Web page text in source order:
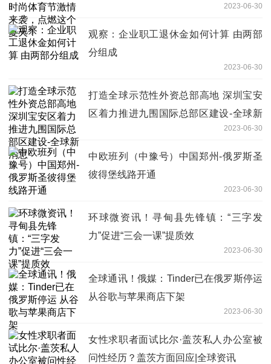
2023-06-30
观察：企业职工退休金如何计算 由两部
分组成
2023-06-30
打造全球示范性外资总部高地 深圳宝安
区着力推进九围国际总部区建设-全球新
2023-06-30
中欧班列（中豫号）中国郑州-俄罗斯圣
彼得堡线路开通
2023-06-30
环球微资讯！寻甸县先锋镇：“三字发
力”促进“三会一课”提质效
2023-06-30
全球通讯！俄媒：Tinder已在俄罗斯停运
从谷歌与苹果商店下架
2023-06-30
女性求职者面试比尔·盖茨私人办公室被
问性经历？盖茨方面回应|全球资讯